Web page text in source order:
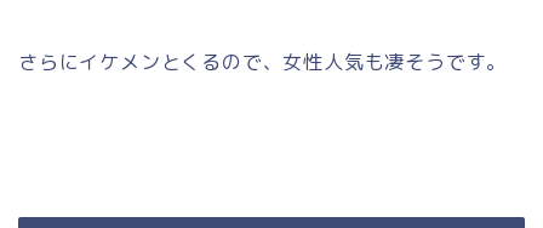
さらにイケメンとくるので、女性人気も凄そうです。